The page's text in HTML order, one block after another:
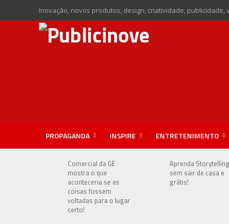
Inovação, novos produtos, design, criatividade, publicidade,
PROPAGANDA INSPIRE ENTRETENIMENTO
Comercial da GE
mostra o que
aconteceria se as
coisas fossem
voltadas para o lugar
certo!
Aprenda Storytelling
sem sair de casa e
grátis!